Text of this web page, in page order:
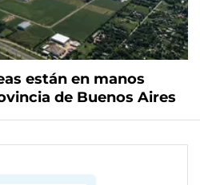
están en manos
de Buenos Aires